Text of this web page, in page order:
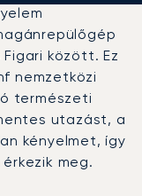
Figari között. Ez
nemzetközi
természeti
utazást, a
kényelmet, így
meg.